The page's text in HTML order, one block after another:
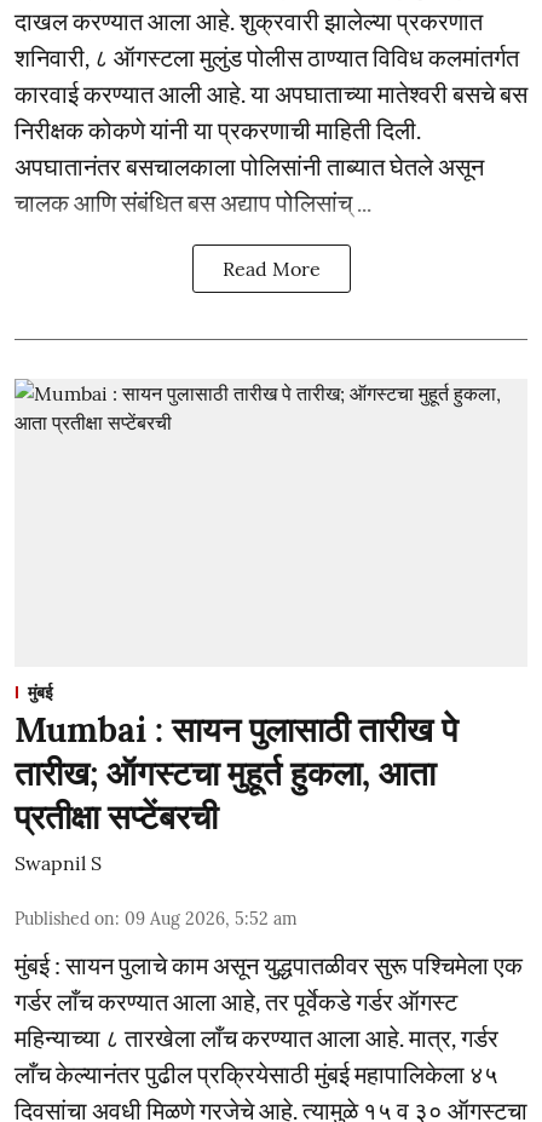
दाखल करण्यात आला आहे. शुक्रवारी झालेल्या प्रकरणात
शनिवारी, ८ ऑगस्टला मुलुंड पोलीस ठाण्यात विविध कलमांतर्गत
कारवाई करण्यात आली आहे. या अपघाताच्या मातेश्वरी बसचे बस
निरीक्षक कोकणे यांनी या प्रकरणाची माहिती दिली.
अपघातानंतर बसचालकाला पोलिसांनी ताब्यात घेतले असून
चालक आणि संबंधित बस अद्याप पोलिसांच् ...
Read More
मुंबई
Mumbai : सायन पुलासाठी तारीख पे
तारीख; ऑगस्टचा मुहूर्त हुकला, आता
प्रतीक्षा सप्टेंबरची
Swapnil S
Published on: 09 Aug 2026, 5:52 am
मुंबई : सायन पुलाचे काम असून युद्धपातळीवर सुरू पश्चिमेला एक
गर्डर लाँच करण्यात आला आहे, तर पूर्वेकडे गर्डर ऑगस्ट
महिन्याच्या ८ तारखेला लाँच करण्यात आला आहे. मात्र, गर्डर
लाँच केल्यानंतर पुढील प्रक्रियेसाठी मुंबई महापालिकेला ४५
दिवसांचा अवधी मिळणे गरजेचे आहे. त्यामुळे १५ व ३० ऑगस्टचा